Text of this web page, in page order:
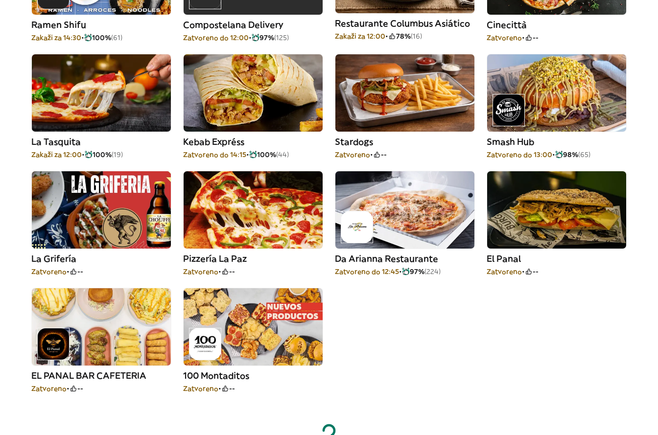
Ramen Shifu
Zakaži za 14:30 100%(61)
Compostelana Delivery
Zatvoreno do 12:00 97%(125)
Restaurante Columbus Asiático
Zakaži za 12:00 78%(16)
Cinecittà
Zatvoreno --
La Tasquita
Zakaži za 12:00 100%(19)
Kebab Expréss
Zatvoreno do 14:15 100%(44)
Stardogs
Zatvoreno --
Smash Hub
Zatvoreno do 13:00 98%(65)
La Grifería
Zatvoreno --
Pizzería La Paz
Zatvoreno --
Da Arianna Restaurante
Zatvoreno do 12:45 97%(224)
El Panal
Zatvoreno --
EL PANAL BAR CAFETERIA
Zatvoreno --
100 Montaditos
Zatvoreno --